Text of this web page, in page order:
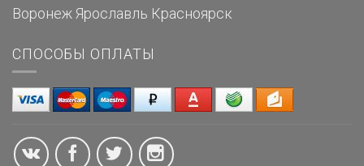
Воронеж Ярославль Красноярск
СПОСОБЫ ОПЛАТЫ